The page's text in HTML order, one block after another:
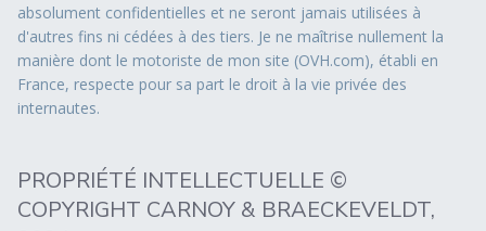
absolument confidentielles et ne seront jamais utilisées à
d'autres fins ni cédées à des tiers. Je ne maîtrise nullement la
manière dont le motoriste de mon site (OVH.com), établi en
France, respecte pour sa part le droit à la vie privée des
internautes.
PROPRIÉTÉ INTELLECTUELLE ©
COPYRIGHT CARNOY & BRAECKEVELDT,